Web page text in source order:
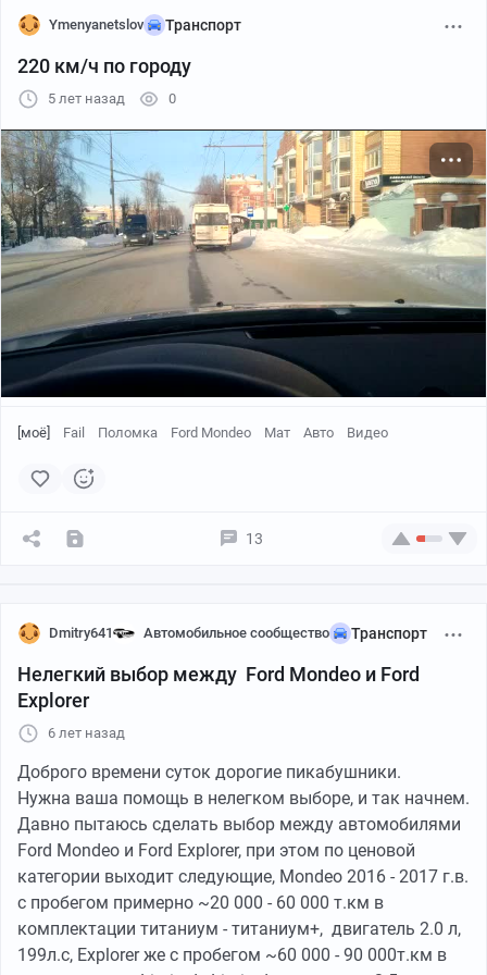
То есть, меньше чем за месяц, у автомобиля исчезает
более 300 тысяч пробега, и почти на 200 тысяч
Ymenyanetslov Транспорт
220 км/ч по городу
5 лет назад 0
[моё] Fail Поломка Ford Mondeo Мат Авто Видео
13
Dmitry641 Автомобильное сообщество Транспорт
Нелегкий выбор между Ford Mondeo и Ford
Explorer
6 лет назад
Доброго времени суток дорогие пикабушники.
Нужна ваша помощь в нелегком выборе, и так начнем.
Давно пытаюсь сделать выбор между автомобилями
Ford Mondeo и Ford Explorer, при этом по ценовой
категории выходит следующие, Mondeo 2016 - 2017 г.в.
с пробегом примерно ~20 000 - 60 000 т.км в
комплектации титаниум - титаниум+, двигатель 2.0 л,
199л.с, Explorer же с пробегом ~60 000 - 90 000т.км в